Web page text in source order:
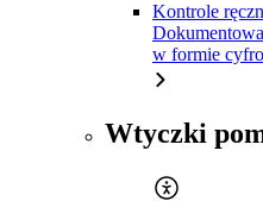
Kontrole
w formie
Wtyczki